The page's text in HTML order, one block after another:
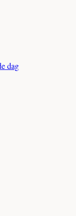
dag